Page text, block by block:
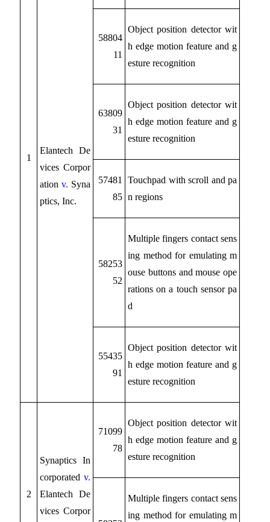
1
Elantech De
vices Corpor
ationv. Syna
ptics, Inc.
58804
11
Object position detector wit
h edge motion feature and g
esture recognition
63809
31
Object position detector wit
h edge motion feature and g
esture recognition
57481
85
Touchpad with scroll and pa
n regions
58253
52
Multiple fingers contact sens
ing method for emulating m
ouse buttons and mouse ope
rations on a touch sensor pa
d
55435
91
Object position detector wit
h edge motion feature and g
esture recognition
2
Synaptics In
corporatedv.
Elantech De
vices Corpor
71099
78
Object position detector wit
h edge motion feature and g
esture recognition
Multiple fingers contact sens
ing method for emulating m